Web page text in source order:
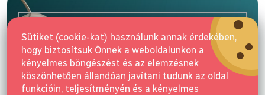
Sütiket (cookie-kat) használunk annak érdekében,
hogy biztosítsuk Önnek a weboldalunkon a
kényelmes böngészést és az elemzésnek
köszönhetően állandóan javítani tudunk az oldal
funkcióin, teljesítményén és a kényelmes
Feliratkozás